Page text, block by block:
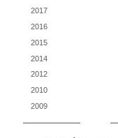
2017
2016
2015
2014
2012
2010
2009